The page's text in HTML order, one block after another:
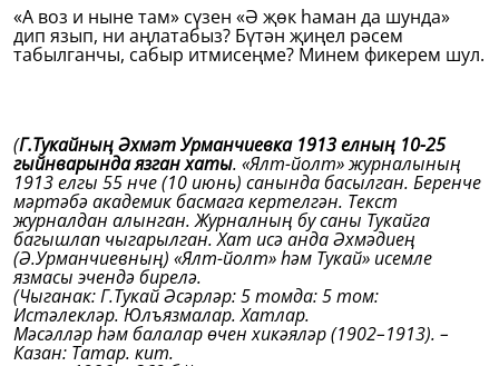
«А воз и ныне там» сүзен «Ә җөк һаман да шунда»
дип язып, ни аңлатабыз? Бүтән җиңел рәсем
табылганчы, сабыр итмисеңме? Минем фикерем шул.
(Г.Тукайның Әхмәт Урманчиевка 1913 елның 10-25
гыйнварында язган хаты. «Ялт-йолт» журналының
1913 елгы 55 нче (10 июнь) санында басылган. Беренче
мәртәбә академик басмага кертелгән. Текст
журналдан алынган. Журналның бу саны Тукайга
багышлап чыгарылган. Хат исә анда Әхмәдиең
(Ә.Урманчиевның) «Ялт-йолт» һәм Тукай» исемле
язмасы эчендә бирелә.
(Чыганак: Г.Тукай Әсәрләр: 5 томда: 5 том:
Истәлекләр. Юлъязмалар. Хатлар.
Мәсәлләр һәм балалар өчен хикәяләр (1902–1913). –
Казан: Татар. кит.